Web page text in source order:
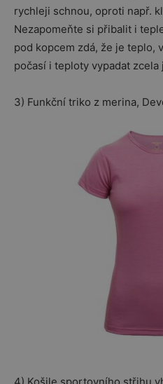
rychleji schnou, oproti např.
Nezapomeňte si přibalit i
pod kopcem zdá, že je teplo,
počasí i teploty vypadat zcela
3) Funkční triko z merina,